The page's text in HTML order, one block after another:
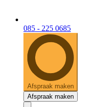
085 - 225 0685
Afspraak maken
Afspraak maken